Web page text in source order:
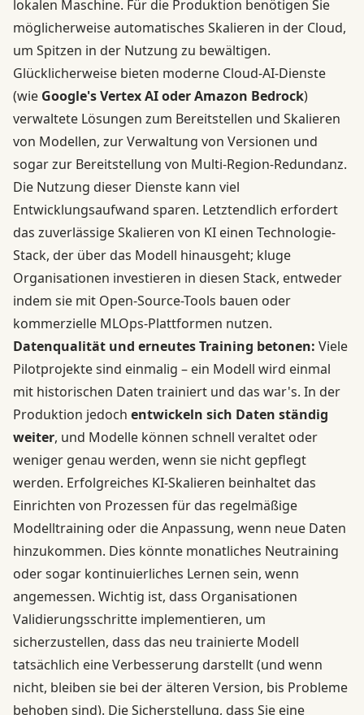
lokalen Maschine. Für die Produktion benötigen Sie
möglicherweise automatisches Skalieren in der Cloud,
um Spitzen in der Nutzung zu bewältigen.
Glücklicherweise bieten moderne Cloud-AI-Dienste
(wie Google's Vertex AI oder Amazon Bedrock)
verwaltete Lösungen zum Bereitstellen und Skalieren
von Modellen, zur Verwaltung von Versionen und
sogar zur Bereitstellung von Multi-Region-Redundanz.
Die Nutzung dieser Dienste kann viel
Entwicklungsaufwand sparen. Letztendlich erfordert
das zuverlässige Skalieren von KI einen Technologie-
Stack, der über das Modell hinausgeht; kluge
Organisationen investieren in diesen Stack, entweder
indem sie mit Open-Source-Tools bauen oder
kommerzielle MLOps-Plattformen nutzen.
Datenqualität und erneutes Training betonen: Viele
Pilotprojekte sind einmalig – ein Modell wird einmal
mit historischen Daten trainiert und das war's. In der
Produktion jedoch entwickeln sich Daten ständig
weiter, und Modelle können schnell veraltet oder
weniger genau werden, wenn sie nicht gepflegt
werden. Erfolgreiches KI-Skalieren beinhaltet das
Einrichten von Prozessen für das regelmäßige
Modelltraining oder die Anpassung, wenn neue Daten
hinzukommen. Dies könnte monatliches Neutraining
oder sogar kontinuierliches Lernen sein, wenn
angemessen. Wichtig ist, dass Organisationen
Validierungsschritte implementieren, um
sicherzustellen, dass das neu trainierte Modell
tatsächlich eine Verbesserung darstellt (und wenn
nicht, bleiben sie bei der älteren Version, bis Probleme
behoben sind). Die Sicherstellung, dass Sie eine